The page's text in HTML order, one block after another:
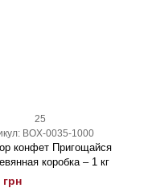
25
BOX-0035-1000
конфет Пригощайся
коробка – 1 кг
грн